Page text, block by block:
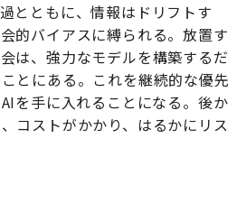
とともに、情報はドリフトす
的バイアスに縛られる。放置す
は、強力なモデルを構築するだ
とにある。これを継続的な優先
を手に入れることになる。後か
コストがかかり、はるかにリス